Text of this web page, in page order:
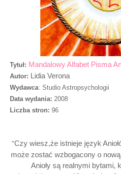
Tytuł: Mandalowy Alfabet Pisma
Autor: Lidia Verona
Wydawca: Studio Astropsychologii
Data wydania: 2008
Liczba stron: 96
"Czy wiesz,że istnieje język
może zostać wzbogacony o
Anioły są realnymi bytami,